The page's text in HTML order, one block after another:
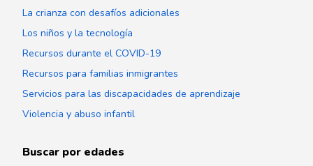
La crianza con desafíos adicionales
Los niños y la tecnología
Recursos durante el COVID-19
Recursos para familias inmigrantes
Servicios para las discapacidades de aprendizaje
Violencia y abuso infantil
Buscar por edades